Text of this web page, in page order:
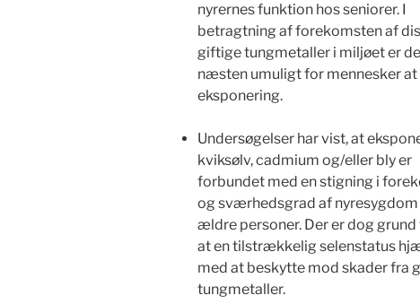
nyrernes funktion hos seniorer. I
betragtning af forekomsten af
giftige tungmetaller i miljøet er
næsten umuligt for mennesker at
eksponering.
Undersøgelser har vist, at
kviksølv, cadmium og/eller bly er
forbundet med en stigning i
og sværhedsgrad af nyresygdom
ældre personer. Der er dog grund
at en tilstrækkelig selenstatus
med at beskytte mod skader fra
tungmetaller.